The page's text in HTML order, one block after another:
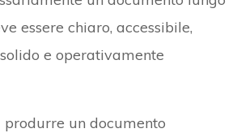
essere chiaro, accessibile,
e operativamente
un documento